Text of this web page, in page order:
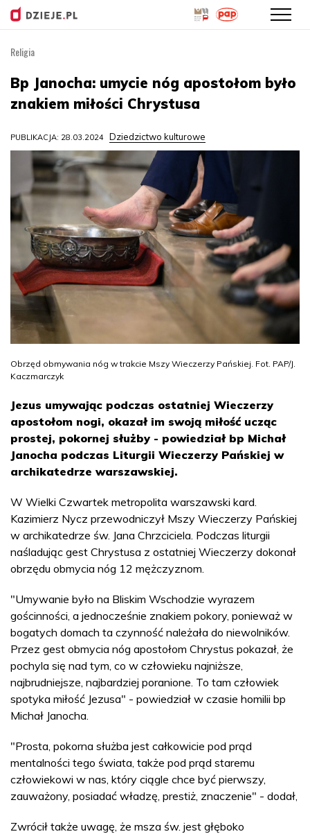
treści
Religia
Bp Janocha: umycie nóg apostołom było
znakiem miłości Chrystusa
PUBLIKACJA: 28.03.2024 Dziedzictwo kulturowe
Obrzęd obmywania nóg w trakcie Mszy Wieczerzy Pańskiej. Fot. PAP/J.
Kaczmarczyk
Jezus umywając podczas ostatniej Wieczerzy
apostołom nogi, okazał im swoją miłość ucząc
prostej, pokornej służby - powiedział bp Michał
Janocha podczas Liturgii Wieczerzy Pańskiej w
archikatedrze warszawskiej.
W Wielki Czwartek metropolita warszawski kard.
Kazimierz Nycz przewodniczył Mszy Wieczerzy Pańskiej
w archikatedrze św. Jana Chrzciciela. Podczas liturgii
naśladując gest Chrystusa z ostatniej Wieczerzy dokonał
obrzędu obmycia nóg 12 mężczyznom.
"Umywanie było na Bliskim Wschodzie wyrazem
gościnności, a jednocześnie znakiem pokory, ponieważ w
bogatych domach ta czynność należała do niewolników.
Przez gest obmycia nóg apostołom Chrystus pokazał, że
pochyla się nad tym, co w człowieku najniższe,
najbrudniejsze, najbardziej poranione. To tam człowiek
spotyka miłość Jezusa" - powiedział w czasie homilii bp
Michał Janocha.
"Prosta, pokorna służba jest całkowicie pod prąd
mentalności tego świata, także pod prąd staremu
człowiekowi w nas, który ciągle chce być pierwszy,
zauważony, posiadać władzę, prestiż, znaczenie" - dodał,
Zwrócił także uwagę, że msza św. jest głęboko